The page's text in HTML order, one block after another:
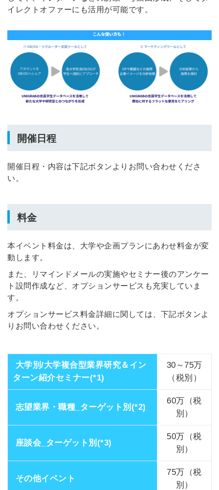
イレクトオファーにも活用が可能です。
開催日程
開催日程・内容は下記ボタンよりお問い合わせくださ
い。
料金
本イベント料金は、大学や企画プランにあわせ料金が変
動します。
また、リマインドメールの実施やセミナー後のアンケー
ト設問作成など、オプションサービスも充実していま
す。
オプションサービス料金詳細に関しては、下記ボタンよ
りお問い合わせください。
大学別/大学複合型業界研究＆イン
ターン紹介セミナー(*1)
30～75万
（税別）
志望業界・職種_ターゲット別(*2)
60万（税
別）
座談会_ターゲット別(*3)
50万（税
別）
その他イベント
75万（税
別）